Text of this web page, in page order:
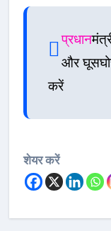
प्रधान
और
करें
शेयर करें